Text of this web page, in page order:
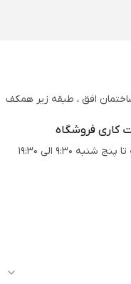
افق ، طبقه زیر همکف
کاری فروشگاه
شنبه 9:30 الی 19:30